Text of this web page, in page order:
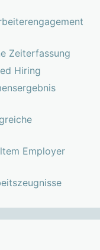
Zeiterfassung
Hiring
Employer